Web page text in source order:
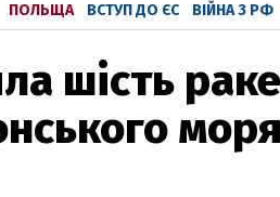
ПОЛЬЩА ВСТУП ДО ЄС ВІЙНА З РФ
шість
моря